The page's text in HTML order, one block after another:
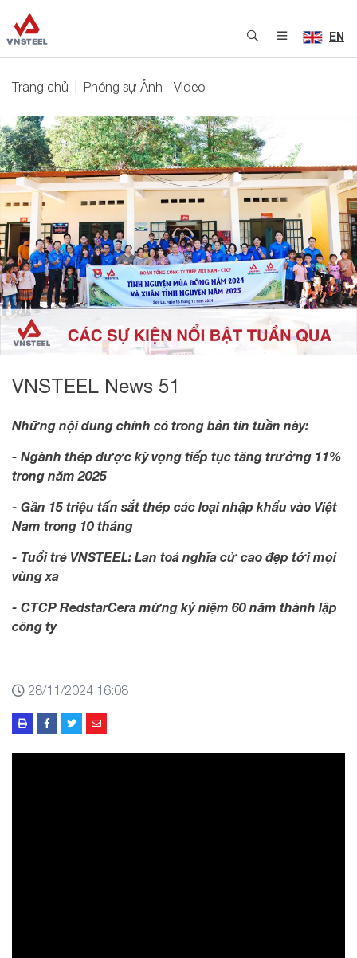
EN
Trang chủ Phóng sự Ảnh - Video
VNSTEEL News 51
Những nội dung chính có trong bản tin tuần này:
- Ngành thép được kỳ vọng tiếp tục tăng trưởng 11%
trong năm 2025
- Gần 15 triệu tấn sắt thép các loại nhập khẩu vào Việt
Nam trong 10 tháng
- Tuổi trẻ VNSTEEL: Lan toả nghĩa cử cao đẹp tới mọi
vùng xa
- CTCP RedstarCera mừng kỷ niệm 60 năm thành lập
công ty
28/11/2024 16:08